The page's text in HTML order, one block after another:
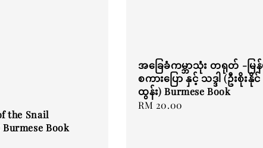
the Snail
Book
အခြေခံကမ္ဘာသုံး တရုတ် -မြန်
စကားပြော နှင့် သဒ္ဒါ (ဦးစိုးနိုင်
ထွန်း) Burmese Book
Regular
RM 20.00